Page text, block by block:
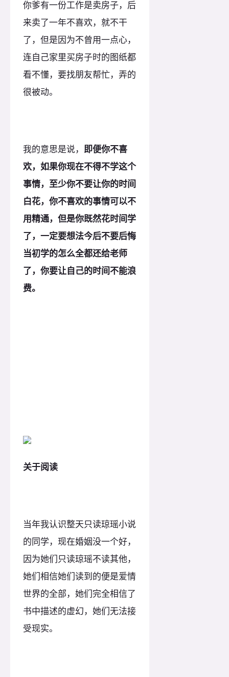
你爹有一份工作是卖房子，后
来卖了一年不喜欢，就不干
了，但是因为不曾用一点心，
连自己家里买房子时的图纸都
看不懂，要找朋友帮忙，弄的
很被动。
我的意思是说， 即便你不喜
欢，如果你现在不得不学这个
事情，至少你不要让你的时间
白花，你不喜欢的事情可以不
用精通，但是你既然花时间学
了，一定要想法今后不要后悔
当初学的怎么全都还给老师
了，你要让自己的时间不能浪
费。
关于阅读
当年我认识整天只读琼瑶小说
的同学，现在婚姻没一个好，
因为她们只读琼瑶不读其他，
她们相信她们读到的便是爱情
世界的全部，她们完全相信了
书中描述的虚幻，她们无法接
受现实。